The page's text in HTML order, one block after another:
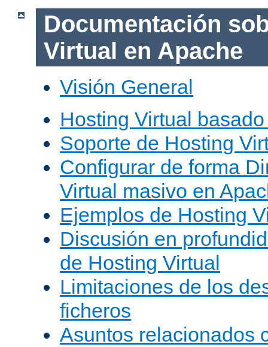
Documentación
Virtual en Apache
Visión General
Hosting Virtual
Soporte de Hosting
Configurar de forma
Virtual masivo en
Ejemplos de Hosting
Discusión en
de Hosting Virtual
Limitaciones de los
ficheros
Asuntos relacionados